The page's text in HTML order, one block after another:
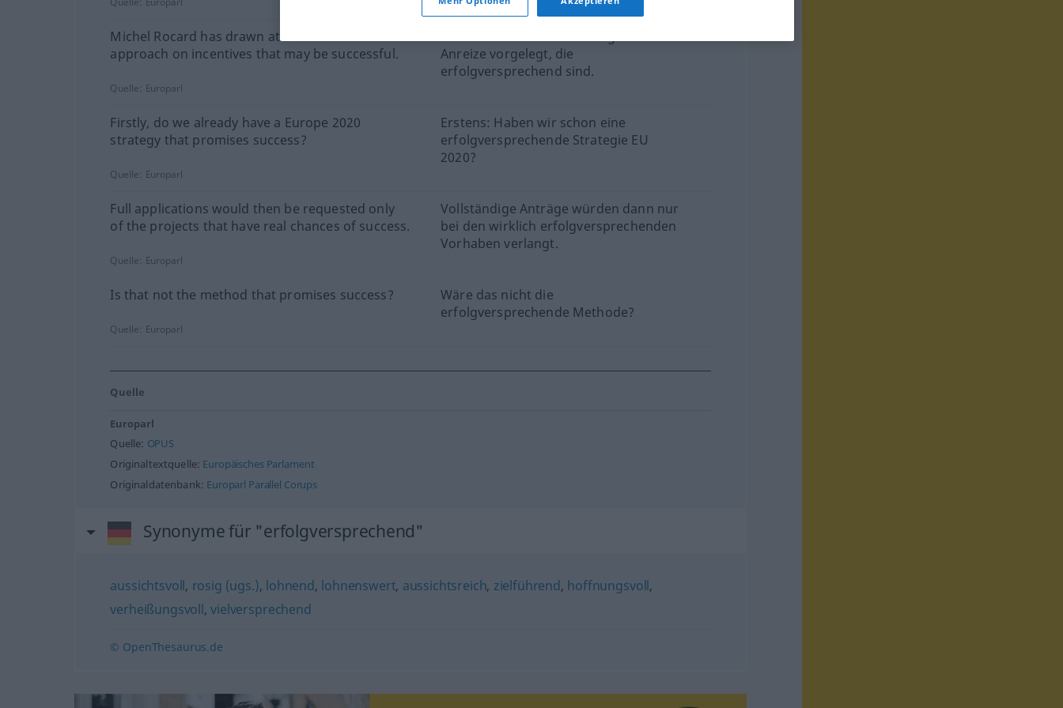
Michel Rocard has drawn attention to an
approach on incentives that may be successful.
Anreize vorgelegt, die
erfolgversprechend sind.
Quelle: Europarl
Firstly, do we already have a Europe 2020
strategy that promises success?
Erstens: Haben wir schon eine
erfolgversprechende Strategie EU
2020?
Quelle: Europarl
Full applications would then be requested only
of the projects that have real chances of success.
Vollständige Anträge würden dann nur
bei den wirklich erfolgversprechenden
Vorhaben verlangt.
Quelle: Europarl
Is that not the method that promises success?
Wäre das nicht die
erfolgversprechende Methode?
Quelle: Europarl
Quelle
Europarl
Quelle: OPUS
Originaltextquelle: Europäisches Parlament
Originaldatenbank: Europarl Parallel Corups
Synonyme für "erfolgversprechend"
aussichtsvoll, rosig (ugs.), lohnend, lohnenswert, aussichtsreich, zielführend, hoffnungsvoll,
verheißungsvoll,vielversprechend
© OpenThesaurus.de